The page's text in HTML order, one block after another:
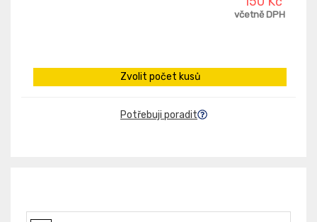
včetně DPH
Zvolit počet kusů
Potřebuji poradit